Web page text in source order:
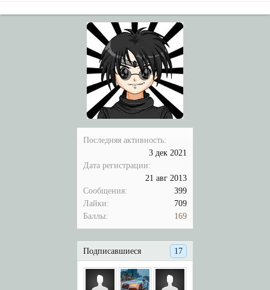
Последняя активность:
3 дек 2021
Дата регистрации:
21 авг 2013
Сообщения:
399
Лайки:
709
Баллы:
169
Подписавшиеся 17